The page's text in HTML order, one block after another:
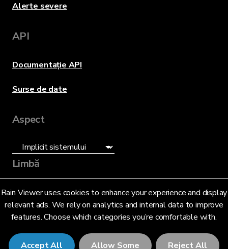
Rain Viewer uses cookies to enhance your experience and display
relevant ads. We rely on analytics and internal data to improve
features. Choose which categories you’re comfortable with.
Accept All Allow Some Reject All
Alerte severe
API
Documentație API
Surse de date
Aspect
Limbă
Română (RO)